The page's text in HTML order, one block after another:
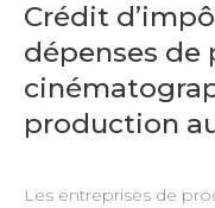
Crédit
dépenses
production
Les entreprises de